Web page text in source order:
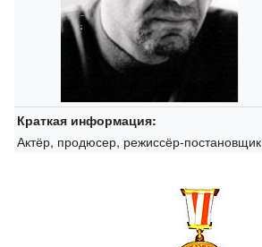
Краткая информация:
Актёр, продюсер, режиссёр-постановщик